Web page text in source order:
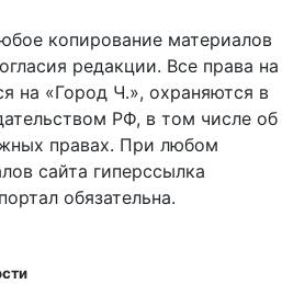
копирование материалов
редакции. Все права на
на «Город Ч.», охраняются в
РФ, в том числе об
правах. При любом
сайта гиперссылка
обязательна.